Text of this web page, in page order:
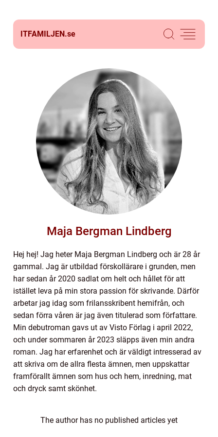
ITFAMILJEN.se
Maja Bergman Lindberg
Hej hej! Jag heter Maja Bergman Lindberg och är 28 år
gammal. Jag är utbildad förskollärare i grunden, men
har sedan år 2020 sadlat om helt och hållet för att
istället leva på min stora passion för skrivande. Därför
arbetar jag idag som frilansskribent hemifrån, och
sedan förra våren är jag även titulerad som författare.
Min debutroman gavs ut av Visto Förlag i april 2022,
och under sommaren år 2023 släpps även min andra
roman. Jag har erfarenhet och är väldigt intresserad av
att skriva om de allra flesta ämnen, men uppskattar
framförallt ämnen som hus och hem, inredning, mat
och dryck samt skönhet.
The author has no published articles yet